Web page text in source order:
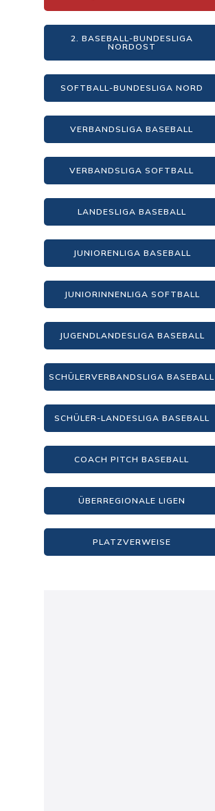
2. BASEBALL-BUNDESLIGA
NORDOST
SOFTBALL-BUNDESLIGA NORD
VERBANDSLIGA BASEBALL
VERBANDSLIGA SOFTBALL
LANDESLIGA BASEBALL
JUNIORENLIGA BASEBALL
JUNIORINNENLIGA SOFTBALL
JUGENDLANDESLIGA BASEBALL
SCHÜLERVERBANDSLIGA BASEBALL
SCHÜLER-LANDESLIGA BASEBALL
COACH PITCH BASEBALL
ÜBERREGIONALE LIGEN
PLATZVERWEISE